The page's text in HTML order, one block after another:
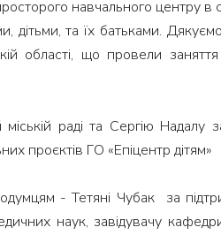
навчального центру в
дітьми, та їх батьками.
області, що провели
раді та Сергію
проєктів ГО «Епіцентр дітям»
- Тетяні Чубак за
наук, завідувачу